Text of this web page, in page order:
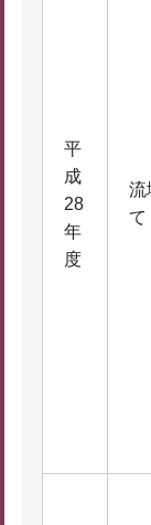
平
成
28
年
度
流
て